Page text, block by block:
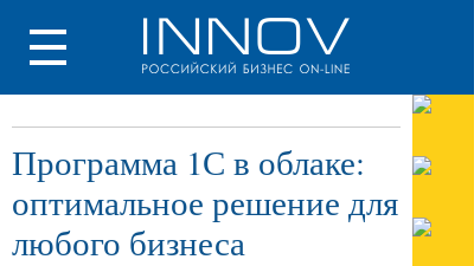
Программа 1С в облаке:
оптимальное решение для
любого бизнеса